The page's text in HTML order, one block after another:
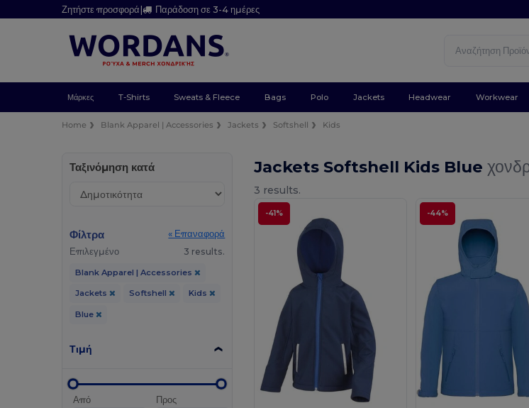
Ζητήστε προσφορά| Παράδοση σε 3-4 ημέρες
Μάρκες T-Shirts Sweats & Fleece Bags Polo Jackets Headwear Workwear
Home Blank Apparel | Accessories Jackets Softshell Kids
Ταξινόμηση κατά
Φίλτρα
« Επαναφορά
Επιλεγμένο
3 results.
Blank Apparel | Accessories
Jackets Softshell Kids
Blue
Τιμή
Από
Προς
Jackets Softshell Kids Blue
3 results.
-41% -44%